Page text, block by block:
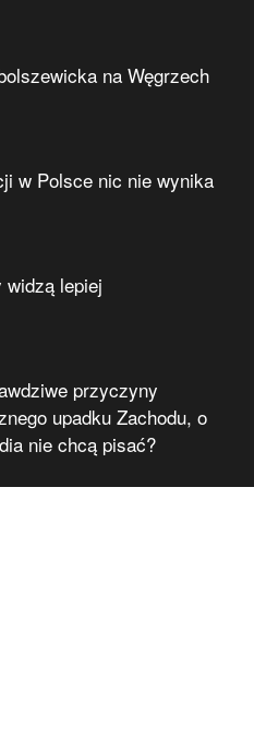
na Węgrzech
w Polsce nic nie wynika
lepiej
przyczyny
upadku Zachodu, o
nie chcą pisać?